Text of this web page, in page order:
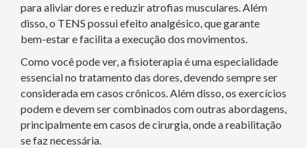
para aliviar dores e reduzir atrofias musculares. Além
disso, o TENS possui efeito analgésico, que garante
bem-estar e facilita a execução dos movimentos.
Como você pode ver, a fisioterapia é uma especialidade
essencial no tratamento das dores, devendo sempre ser
considerada em casos crônicos. Além disso, os exercícios
podem e devem ser combinados com outras abordagens,
principalmente em casos de cirurgia, onde a reabilitação
se faz necessária.